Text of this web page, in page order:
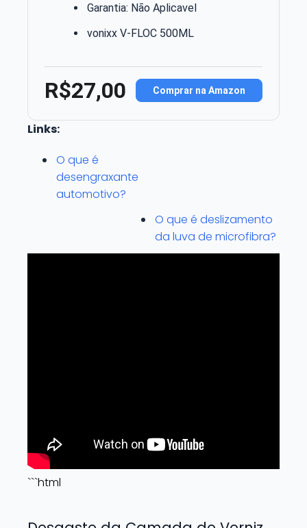
Garantia: Não Aplicavel
vonixx V-FLOC 500ML
R$27,00 Comprar na Amazon
Links:
O que é
desengraxante
automotivo?
O que é deslizamento
da luva de microfibra?
```html